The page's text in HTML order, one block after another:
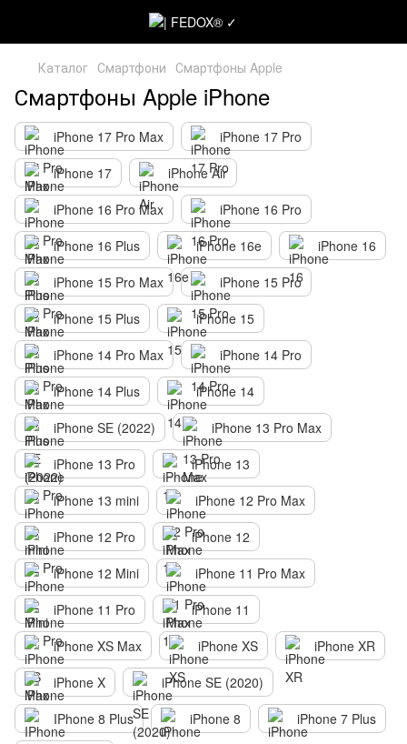
Каталог Смартфони Смартфоны Apple
Смартфоны Apple iPhone
iPhone 17 Pro Max
iPhone 17 Pro
iPhone 17
iPhone Air
iPhone 16 Pro Max
iPhone 16 Pro
iPhone 16 Plus
iPhone 16e
iPhone 16
iPhone 15 Pro Max
iPhone 15 Pro
iPhone 15 Plus
iPhone 15
iPhone 14 Pro Max
iPhone 14 Pro
iPhone 14 Plus
iPhone 14
iPhone SE (2022)
iPhone 13 Pro Max
iPhone 13 Pro
iPhone 13
iPhone 13 mini
iPhone 12 Pro Max
iPhone 12 Pro
iPhone 12
iPhone 12 Mini
iPhone 11 Pro Max
iPhone 11 Pro
iPhone 11
iPhone XS Max
iPhone XS
iPhone XR
iPhone X
iPhone SE (2020)
IPhone 8 Plus
iPhone 8
iPhone 7 Plus